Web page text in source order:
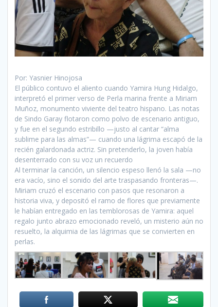
Por: Yasnier Hinojosa
El público contuvo el aliento cuando Yamira Hung Hidalgo,
interpretó el primer verso de Perla marina frente a Miriam
Muñoz, monumento viviente del teatro hispano. Las notas
de Sindo Garay flotaron como polvo de escenario antiguo,
y fue en el segundo estribillo —justo al cantar “alma
sublime para las almas”— cuando una lágrima escapó de la
recién galardonada actriz. Sin pretenderlo, la joven había
desenterrado con su voz un recuerdo
Al terminar la canción, un silencio espeso llenó la sala —no
era vacío, sino el sonido del arte traspasando fronteras—.
Miriam cruzó el escenario con pasos que resonaron a
historia viva, y depositó el ramo de flores que previamente
le habían entregado en las temblorosas de Yamira: aquel
regalo junto abrazo emocionado reveló, un misterio aún no
resuelto, la alquimia de las lágrimas que se convierten en
perlas.